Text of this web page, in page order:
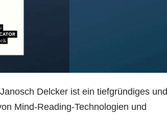
Delcker ist ein tiefgründiges und
Mind-Reading-Technologien und